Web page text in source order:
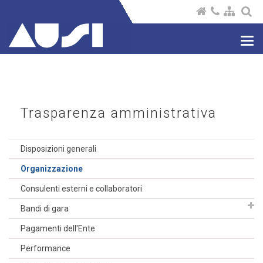
Trasparenza amministrativa
Disposizioni generali
Organizzazione
Consulenti esterni e collaboratori
Bandi di gara
Pagamenti dell'Ente
Performance